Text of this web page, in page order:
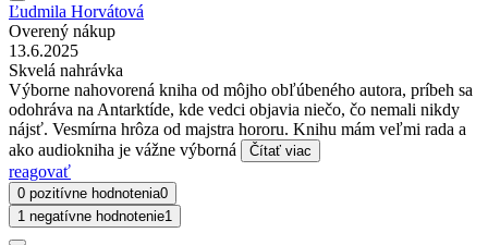
Ľudmila Horvátová
Overený nákup
13.6.2025
Skvelá nahrávka
Výborne nahovorená kniha od môjho obľúbeného autora, príbeh sa
odohráva na Antarktíde, kde vedci objavia niečo, čo nemali nikdy
nájsť. Vesmírna hrôza od majstra hororu. Knihu mám veľmi rada a
ako audiokniha je vážne výborná
Čítať viac
reagovať
0 pozitívne hodnotenia0
1 negatívne hodnotenie1